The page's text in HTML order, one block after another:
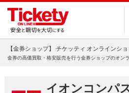
【金券ショップ】 チケッティ オンラインシ
金券の高価買取・格安販売を行う金券ショップのオン
イオンコンパ